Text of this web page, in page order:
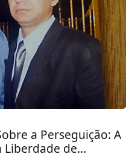
a Perseguição: A
Liberdade de...